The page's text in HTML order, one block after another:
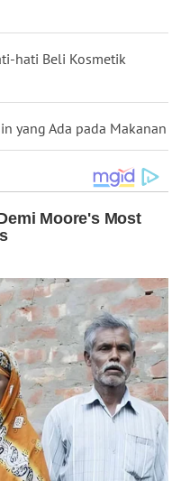
hati Beli Kosmetik
yang Ada pada Makanan